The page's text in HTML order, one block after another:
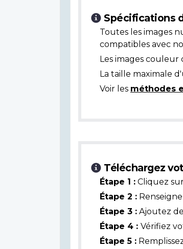
Spécifications
Toutes les images
compatibles avec
Les images
La taille maximale
Voir les méthodes
Téléchargez
Étape 1 : Cliquez
Étape 2 :
Étape 3 : Ajoutez
Étape 4 : Vérifiez
Étape 5 :